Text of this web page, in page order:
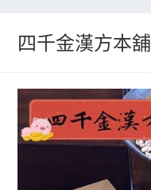
四千金漢方本舖